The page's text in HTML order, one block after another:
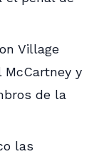
Village
McCartney y
de la
las